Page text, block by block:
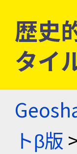
歴史
タイ
トβ版